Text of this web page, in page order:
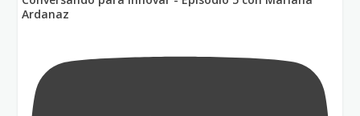
Ardanaz